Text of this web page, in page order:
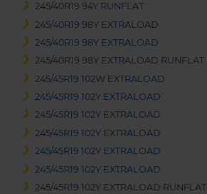
245/40R19 94Y RUNFLAT
245/40R19 98Y EXTRALOAD
245/40R19 98Y EXTRALOAD
245/40R19 98Y EXTRALOAD RUNFLAT
245/45R19 102W EXTRALOAD
245/45R19 102Y EXTRALOAD
245/45R19 102Y EXTRALOAD
245/45R19 102Y EXTRALOAD
245/45R19 102Y EXTRALOAD
245/45R19 102Y EXTRALOAD
245/45R19 102Y EXTRALOAD RUNFLAT